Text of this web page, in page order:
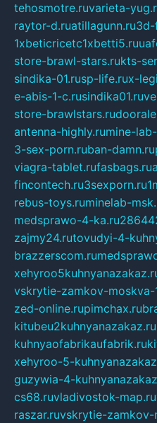
tehosmotre.ruvarieta-
raytor-d.ruatillagunn.ru3d-
1xbeticricetc1xbetti5.ru
store-brawl-stars.rukts-
sindika-01.rusp-life.rux-
e-abis-1-c.rusindika01.ru
store-brawlstars.ru
antenna-highly.rumine-
3-sex-porn.ruban-damn.ru
viagra-tablet.rufasbags.ru
fincontech.ru3sexporn.ru
rebus-toys.ruminelab-
medsprawo-4-ka.ru
zajmy24.rutovudyi-4-
brazzerscom.ru
vskrytie-zamkov-moskva-
zed-online.rupimchax.ru
kitubeu2kuhnyanazakaz.ru
kuhnyaofabrikaufabrik.ru
xehyroo-5-
guzywia-4-
cs68.ruvladivostok-map.ru
raszar.ruvskrytie-zamkov-